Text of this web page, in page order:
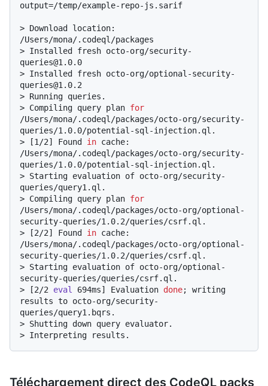
output=/temp/example-repo-js.sarif
> Download location:
/Users/mona/.codeql/packages
> Installed fresh octo-org/security-
queries@1.0.0
> Installed fresh octo-org/optional-security-
queries@1.0.2
> Running queries.
> Compiling query plan for
/Users/mona/.codeql/packages/octo-org/security-
queries/1.0.0/potential-sql-injection.ql.
>
[1/2] Found in cache:
/Users/mona/.codeql/packages/octo-org/security-
queries/1.0.0/potential-sql-injection.ql.
> Starting evaluation of octo-org/security-
queries/query1.ql.
> Compiling query plan for
/Users/mona/.codeql/packages/octo-org/optional-
security-queries/1.0.2/queries/csrf.ql.
>
[2/2] Found in cache:
/Users/mona/.codeql/packages/octo-org/optional-
security-queries/1.0.2/queries/csrf.ql.
> Starting evaluation of octo-org/optional-
security-queries/queries/csrf.ql.
>
[2/2 eval 694ms] Evaluation done; writing
results to octo-org/security-
queries/query1.bqrs.
> Shutting down query evaluator.
> Interpreting results.
Téléchargement direct des CodeQL packs